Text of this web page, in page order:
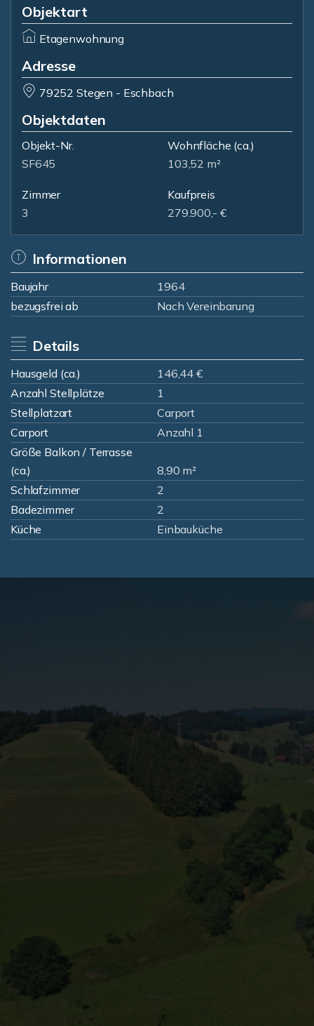
Objektart
Etagenwohnung
Adresse
79252 Stegen - Eschbach
Objektdaten
Objekt-Nr.
SF645
Wohnfläche (ca.)
103,52 m²
Zimmer
3
Kaufpreis
279.900,- €
Informationen
Baujahr
1964
bezugsfrei ab
Nach Vereinbarung
Details
Hausgeld (ca.)
146,44 €
Anzahl Stellplätze
1
Stellplatzart
Carport
Carport
Anzahl 1
Größe Balkon / Terrasse
(ca.)
8,90 m²
Schlafzimmer
2
Badezimmer
2
Küche
Einbauküche